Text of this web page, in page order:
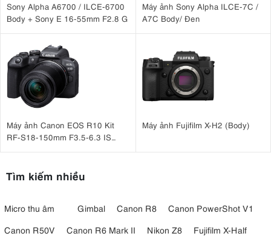
Sony Alpha A6700 / ILCE-6700
Body + Sony E 16-55mm F2.8 G
Máy ảnh Sony Alpha ILCE-7C /
A7C Body/ Đen
Máy ảnh Canon EOS R10 Kit
RF-S18-150mm F3.5-6.3 IS
Máy ảnh Fujifilm X-H2 (Body)
Tìm kiếm nhiều
Micro thu âm Gimbal Canon R8
Canon PowerShot V1
Canon R50V
Canon R6 Mark II Nikon Z8
Fujifilm X-Half